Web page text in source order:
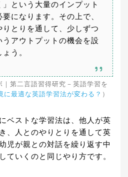
という大量のインプット
になります。その上で、
とりを通して、少しずつ
アウトプットの機会を設
う。
｜第二言語習得研究－英語学習を
に最適な英語学習法が変わる？ ）
ベストな学習法は、他人が英
、人とのやりとりを通して英
児が親との対話を繰り返す中
ていくのと同じやり方です。